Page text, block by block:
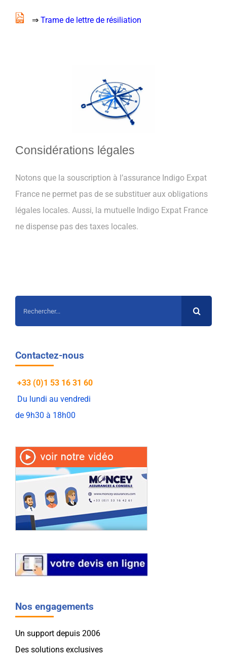
⇒ Trame de lettre de résiliation
Considérations légales
Notons que la souscription à l’assurance Indigo Expat
France ne permet pas de se substituer aux obligations
légales locales. Aussi, la mutuelle Indigo Expat France
ne dispense pas des taxes locales.
Contactez-nous
+33 (0)1 53 16 31 60
Du lundi au vendredi
de 9h30 à 18h00
Nos engagements
Un support depuis 2006
Des solutions exclusives